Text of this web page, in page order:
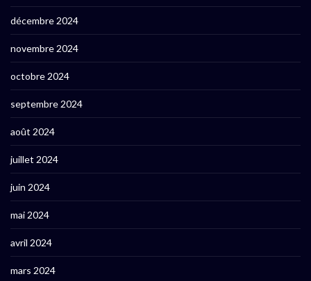
décembre 2024
novembre 2024
octobre 2024
septembre 2024
août 2024
juillet 2024
juin 2024
mai 2024
avril 2024
mars 2024